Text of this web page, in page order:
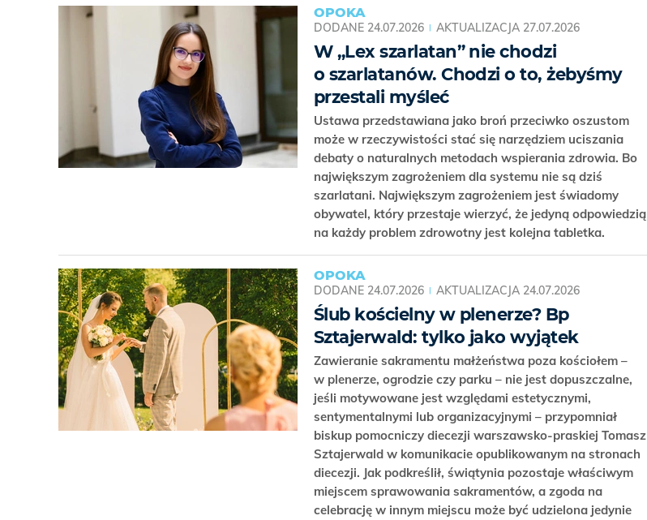
OPOKA
DODANE 24.07.2026 AKTUALIZACJA 27.07.2026
W „Lex szarlatan” nie chodzi
o szarlatanów. Chodzi o to, żebyśmy
przestali myśleć
Ustawa przedstawiana jako broń przeciwko oszustom
może w rzeczywistości stać się narzędziem uciszania
debaty o naturalnych metodach wspierania zdrowia. Bo
największym zagrożeniem dla systemu nie są dziś
szarlatani. Największym zagrożeniem jest świadomy
obywatel, który przestaje wierzyć, że jedyną odpowiedzią
na każdy problem zdrowotny jest kolejna tabletka.
OPOKA
DODANE 24.07.2026 AKTUALIZACJA 24.07.2026
Ślub kościelny w plenerze? Bp
Sztajerwald: tylko jako wyjątek
Zawieranie sakramentu małżeństwa poza kościołem –
w plenerze, ogrodzie czy parku – nie jest dopuszczalne,
jeśli motywowane jest względami estetycznymi,
sentymentalnymi lub organizacyjnymi – przypomniał
biskup pomocniczy diecezji warszawsko-praskiej Tomasz
Sztajerwald w komunikacie opublikowanym na stronach
diecezji. Jak podkreślił, świątynia pozostaje właściwym
miejscem sprawowania sakramentów, a zgoda na
celebrację w innym miejscu może być udzielona jedynie